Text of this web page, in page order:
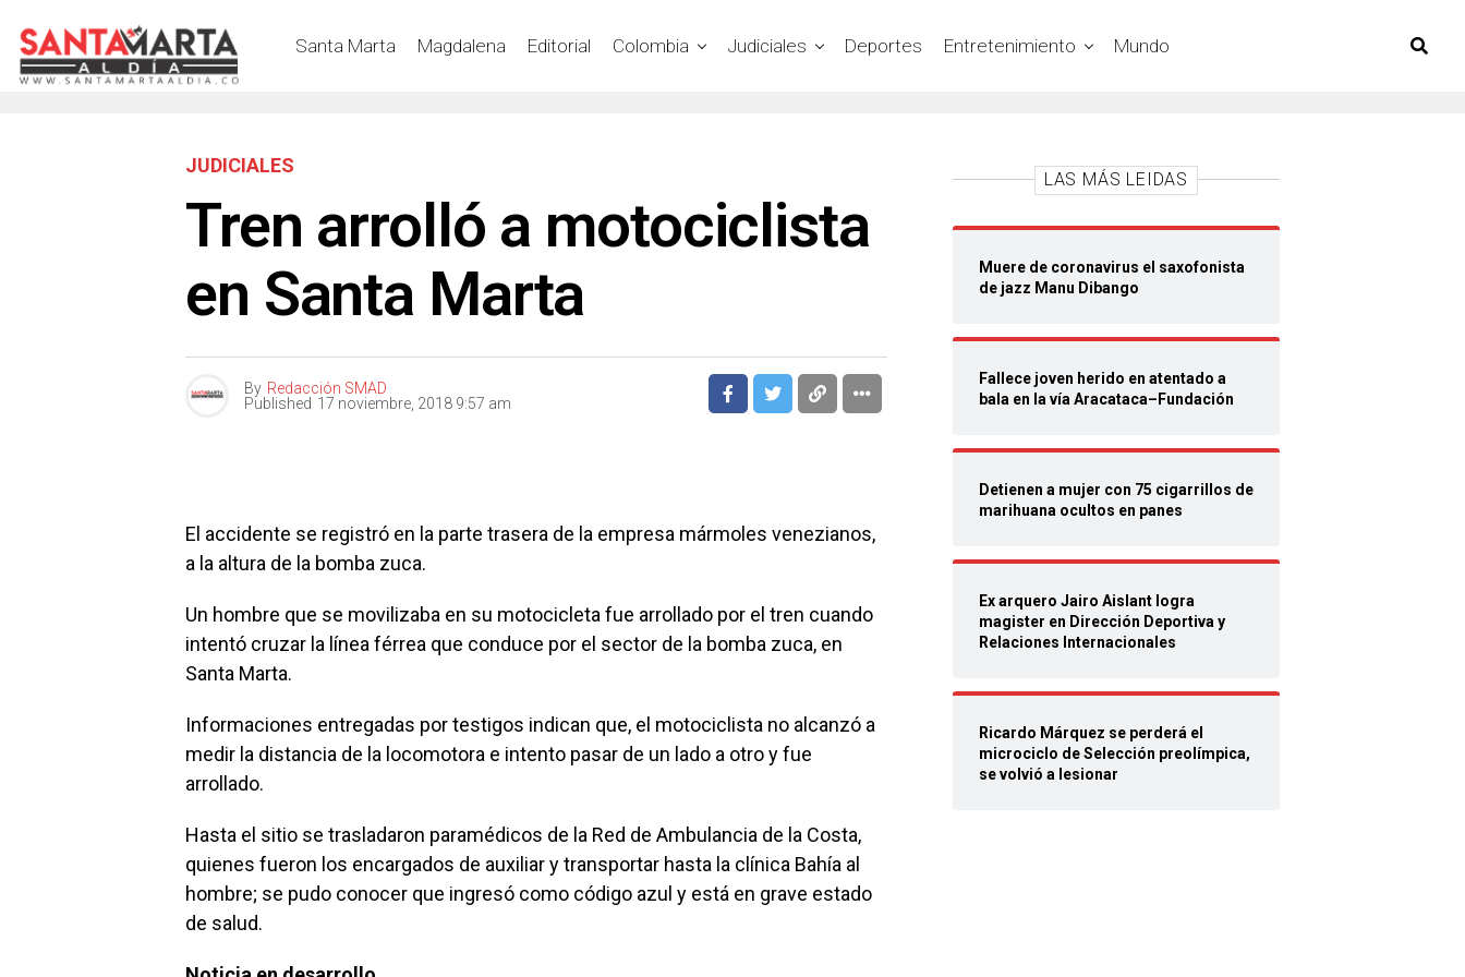
Santa Marta Magdalena Editorial Colombia Judiciales Deportes Entretenimiento Mundo
JUDICIALES
Tren arrolló a motociclista
en Santa Marta
By Redacción SMAD
Published 17 noviembre, 2018 9:57 am
El accidente se registró en la parte trasera de la empresa mármoles venezianos,
a la altura de la bomba zuca.
Un hombre que se movilizaba en su motocicleta fue arrollado por el tren cuando
intentó cruzar la línea férrea que conduce por el sector de la bomba zuca, en
Santa Marta.
Informaciones entregadas por testigos indican que, el motociclista no alcanzó a
medir la distancia de la locomotora e intento pasar de un lado a otro y fue
arrollado.
Hasta el sitio se trasladaron paramédicos de la Red de Ambulancia de la Costa,
quienes fueron los encargados de auxiliar y transportar hasta la clínica Bahía al
hombre; se pudo conocer que ingresó como código azul y está en grave estado
de salud.
LAS MÁS LEIDAS
Muere de coronavirus el saxofonista
de jazz Manu Dibango
Fallece joven herido en atentado a
bala en la vía Aracataca–Fundación
Detienen a mujer con 75 cigarrillos de
marihuana ocultos en panes
Ex arquero Jairo Aislant logra
magister en Dirección Deportiva y
Relaciones Internacionales
Ricardo Márquez se perderá el
microciclo de Selección preolímpica,
se volvió a lesionar